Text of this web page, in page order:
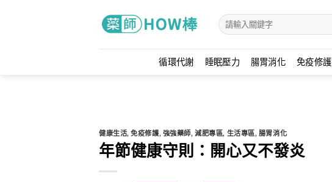
循環代謝 睡眠壓力 腸胃消化 免疫修護
健康生活,免疫修護, 強強藥師,減肥專區, 生活專區, 腸胃消化
年節健康守則：開心又不發炎